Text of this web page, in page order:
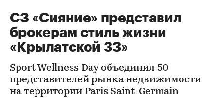
СЗ «Сияние» представил
брокерам стиль жизни
«Крылатской 33»
Sport Wellness Day объединил 50
представителей рынка недвижимости
на территории Paris Saint-Germain